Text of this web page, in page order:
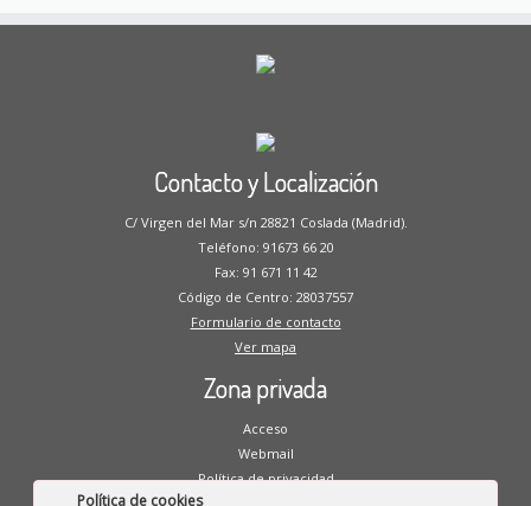
Contacto y Localización
C/ Virgen del Mar s/n 28821 Coslada (Madrid).
Teléfono: 91673 66 20
Fax: 91 671 11 42
Código de Centro: 28037557
Formulario de contacto
Ver mapa
Zona privada
Acceso
Webmail
Política de privacidad
Política de cookies